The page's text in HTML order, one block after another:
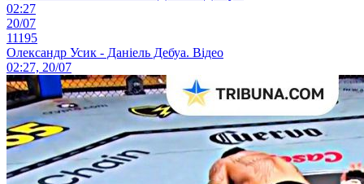
02:27
20/07
11195
Олександр Усик - Даніель Дебуа. Відео
02:27, 20/07